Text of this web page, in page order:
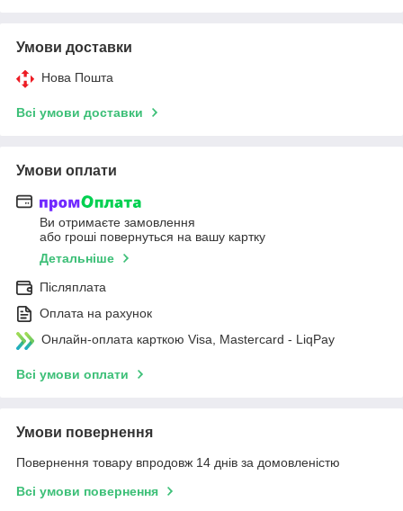
Умови доставки
Нова Пошта
Всі умови доставки
Умови оплати
Ви отримаєте замовлення
або гроші повернуться на вашу картку
Детальніше
Післяплата
Оплата на рахунок
Онлайн-оплата карткою Visa, Mastercard - LiqPay
Всі умови оплати
Умови повернення
Повернення товару впродовж 14 днів за домовленістю
Всі умови повернення